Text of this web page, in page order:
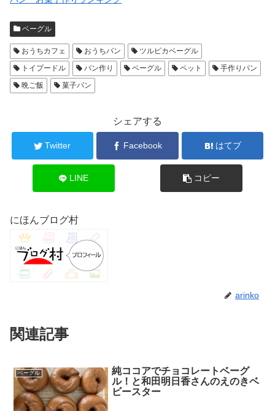
ベーグル
おうちカフェ おうちパン
ツルピカベーグル
トイプードル
パン作り ベーグル ペット
手作りパン
晩ご飯
菓子パン
シェアする
Twitter Facebook はてブ
LINE コピー
にほんブログ村
arinko
関連記事
ベーグル
純ココアでチョコレートベーグ
ル！と和田明日香さんのえのきベ
ビースター